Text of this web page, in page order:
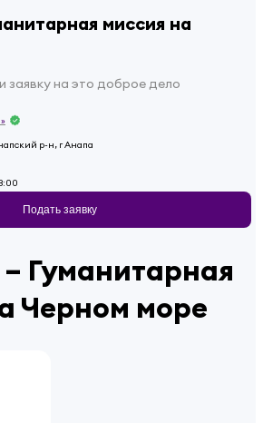
миссия на
заявку на это доброе дело
р-н, г Анапа
Подать заявку
Гуманитарная
Черном море